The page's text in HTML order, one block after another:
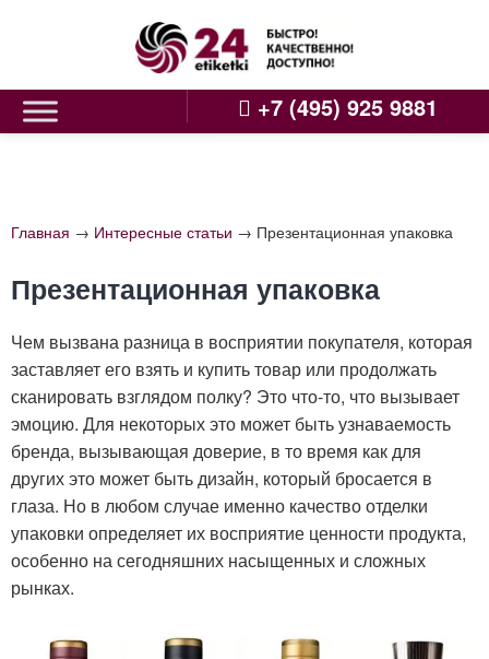
+7 (495) 925 9881
Главная → Интересные статьи → Презентационная упаковка
Презентационная упаковка
Чем вызвана разница в восприятии покупателя, которая
заставляет его взять и купить товар или продолжать
сканировать взглядом полку? Это что-то, что вызывает
эмоцию. Для некоторых это может быть узнаваемость
бренда, вызывающая доверие, в то время как для
других это может быть дизайн, который бросается в
глаза. Но в любом случае именно качество отделки
упаковки определяет их восприятие ценности продукта,
особенно на сегодняшних насыщенных и сложных
рынках.